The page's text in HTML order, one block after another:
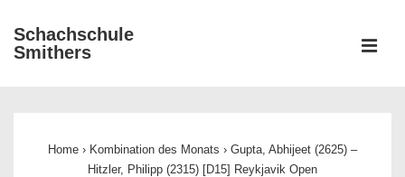
Zum
Inhalt
Schachschule
Smithers
Home › Kombination des Monats › Gupta, Abhijeet (2625) –
Hitzler, Philipp (2315) [D15] Reykjavik Open